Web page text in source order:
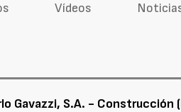
Vídeos
Gavazzi, S.A. - Construcción